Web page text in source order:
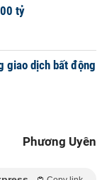
tỷ
giao dịch bất động
Phương Uyên